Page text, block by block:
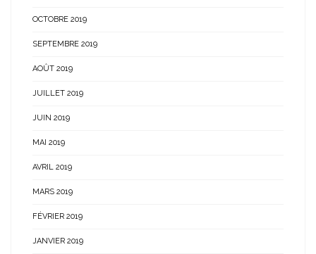
OCTOBRE 2019
SEPTEMBRE 2019
AOÛT 2019
JUILLET 2019
JUIN 2019
MAI 2019
AVRIL 2019
MARS 2019
FÉVRIER 2019
JANVIER 2019